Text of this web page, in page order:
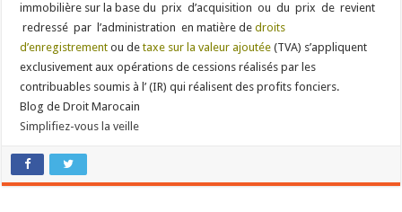
immobilière sur la base du prix d’acquisition ou du prix de revient
redressé par l’administration en matière de droits
d’enregistrement ou detaxe sur la valeur ajoutée (TVA) s’appliquent
exclusivement aux opérations de cessions réalisés par les
contribuables soumis à l’ (IR) qui réalisent des profits fonciers.
Blog de Droit Marocain
Simplifiez-vous la veille